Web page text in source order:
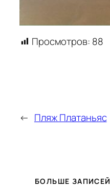
Просмотров: 88
← Пляж Платаньяс
БОЛЬШЕ ЗАПИСЕЙ